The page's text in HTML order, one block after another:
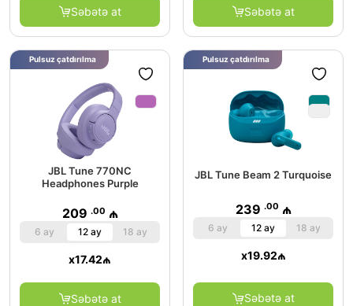
Səbətə at Səbətə at
JBL Tune 770NC
Headphones Purple
209 .00 ₼
6 ay 12 ay 18 ay
x17.42₼
Səbətə at
Pulsuz çatdırılma
JBL Tune Beam 2 Turquoise
239 .00 ₼
6 ay 12 ay 18 ay
x19.92₼
Səbətə at
Pulsuz çatdırılma